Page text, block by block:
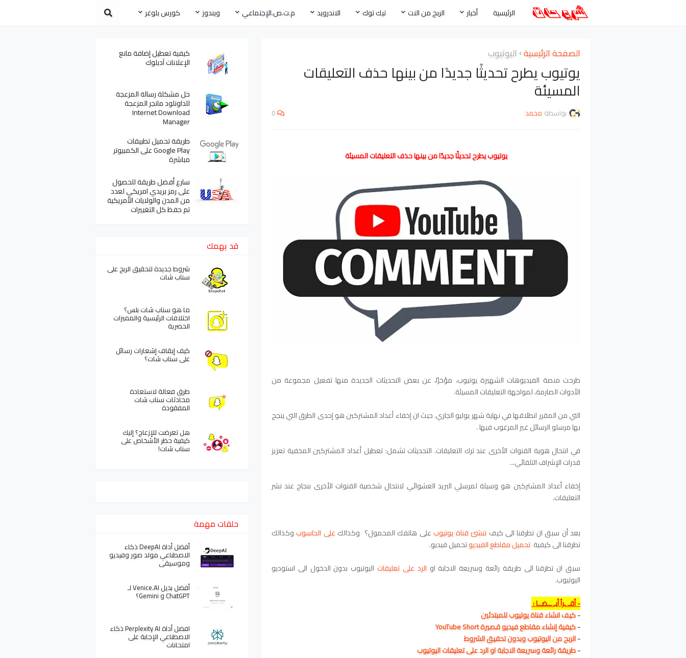
الرئيسية أخبار الربح من النت تيك توك الاندرويد م.ت.ص.الإجتماعي ويندوز كورس بلوغر
الصفحة الرئيسية اليوتيوب
يوتيوب يطرح تحديثًا جديدًا من بينها حذف التعليقات
المسيئة
بواسطة محمد 0
يوتيوب يطرح تحديثًا جديدًا من بينها حذف التعليقات المسيئة
طرحت منصة الفيديوهات الشهيرة يوتيوب، مؤخرًا، عن بعض التحديثات الجديدة منها تفعيل مجموعة من
الأدوات الصارمة، لمواجهة التعليقات المسيئة.
التي من المقرر انطلاقها في نهاية شهر يوليو الجاري. حيث ان إخفاء أعداد المشتركين هو إحدى الطرق التي ينجح
بها مرسلو الرسائل غير المرغوب فيها .
في انتحال هوية القنوات الأخرى عند ترك التعليقات. التحديثات تشمل: تعطيل أعداد المشتركين المخفية تعزيز
قدرات الإشراف التلقائي...
إخفاء أعداد المشتركين هو وسيلة لمرسلي البريد العشوائي لانتحال شخصية القنوات الأخرى بنجاح عند نشر
التعليقات.
بعد أن سبق ان تطرقنا الى كيف تنشئ قناة يوتيوبعلى هاتفك المحمول؟ وكذالك على الحاسوبوكذالك
تطرقنا الى كيفية تحميل مقاطع الفيديوتحميل فيديو.
سبق ان تطرقنا الى طريقة رائعة وسريعة الاجابة او الرد على تعليقاتاليوتيوب بدون الدخول الى استوديو
اليوتيوب.
- أقـ ـرأ أيـ ــضــا :
-كيف انشاء قناة يوتيوب للمبتدئين
-كيفية إنشاء مقاطع فيديو قصيرة YouTube Short
-الربح من اليوتيوب وبدون تحقيق الشروط
-طريقة رائعة وسريعة الاجابة اوالرد على تعليقاتاليوتيوب
كيفية تعطيل إضافة مانع
الإعلانات آدبلوك
حل مشكلة رسالة المزعجة
للداونلود مانجر المزعجة
Internet Download
Manager
طريقة تحميل تطبيقات
Google Play على الكمبيوتر
مباشرة
سارع أفضل طريقة للحصول
على رمز بريدي امريكي لعدد
من المدن والولايات الأمريكية
تم حفظ كل التغييرات
قد يهمك
شروط جديدة لتحقيق الربح على
سناب شات
ما هو سناب شات بلس؟
اختلافات الرئيسية والمميزات
الحصرية
كيف إيقاف إشعارات رسائل
على سناب شات؟
طرق فعالة لاستعادة
محادثات سناب شات
المفقودة
هل تعرضت للإزعاج؟ إليك
كيفية حظر الأشخاص على
سناب شات!
حلقات مهمة
أفضل أداة DeepAI ذكاء
الاصطناعي مولد صور وفيديو
وموسيقى
أفضل بديل Venice.AI لـ
ChatGPT و Gemini؟
افضل أداة Perplexity AI ذكاء
الاصطناعي الإجابة على
امتحانات